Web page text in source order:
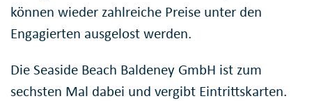
können wieder zahlreiche Preise unter den
Engagierten ausgelost werden.
Die Seaside Beach Baldeney GmbH ist zum
sechsten Mal dabei und vergibt Eintrittskarten.